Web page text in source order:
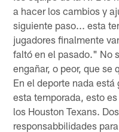
a hacer los cambios y
siguiente paso... esta
jugadores finalmente
faltó en el pasado." No
engañar, o peor, que se
En el deporte nada
esta temporada, esto
los Houston Texans.
responsabbilidades